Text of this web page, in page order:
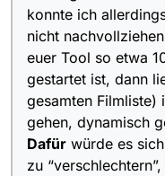
konnte ich
nicht
euer Tool so etwa
gestartet ist, dann
gesamten
gehen, dynamisch
Dafür würde es
zu